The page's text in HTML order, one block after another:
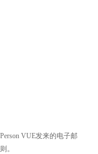
VUE发来的电子邮
。